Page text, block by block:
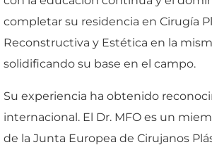
completar su residencia en Cirugía
Reconstructiva y Estética en la
solidificando su base en el campo.
Su experiencia ha obtenido
internacional. El Dr. MFO es un
de la Junta Europea de Cirujanos